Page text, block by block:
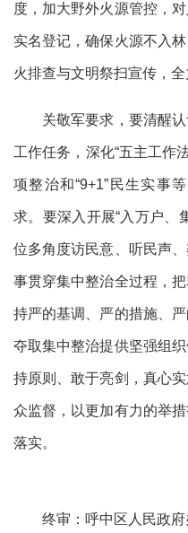
度，加大野外火源管控，
实名登记，确保火源不入
火排查与文明祭扫宣传，
关敬军要求，要清醒认
工作任务，深化“五主工作
项整治和“9+1”民生实事
求。要深入开展“入万户、
位多角度访民意、听民声
事贯穿集中整治全过程，
持严的基调、严的措施、
夺取集中整治提供坚强组
持原则、敢于亮剑，真心
众监督，以更加有力的举
落实。
终审： 呼中区人民政